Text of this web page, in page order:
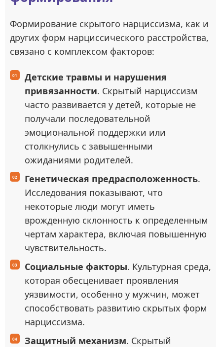
Формирование скрытого нарциссизма, как и
других форм нарциссического расстройства,
связано с комплексом факторов:
Детские травмы и нарушения
привязанности. Скрытый нарциссизм
часто развивается у детей, которые не
получали последовательной
эмоциональной поддержки или
столкнулись с завышенными
ожиданиями родителей.
Генетическая предрасположенность.
Исследования показывают, что
некоторые люди могут иметь
врожденную склонность к определенным
чертам характера, включая повышенную
чувствительность.
Социальные факторы. Культурная среда,
которая обесценивает проявления
уязвимости, особенно у мужчин, может
способствовать развитию скрытых форм
нарциссизма.
Защитный механизм. Скрытый